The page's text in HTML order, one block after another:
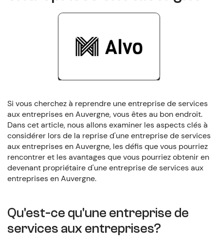
Si vous cherchez à reprendre une entreprise de services
aux entreprises en Auvergne, vous êtes au bon endroit.
Dans cet article, nous allons examiner les aspects clés à
considérer lors de la reprise d'une entreprise de services
aux entreprises en Auvergne, les défis que vous pourriez
rencontrer et les avantages que vous pourriez obtenir en
devenant propriétaire d'une entreprise de services aux
entreprises en Auvergne.
Qu'est-ce qu'une entreprise de
services aux entreprises?